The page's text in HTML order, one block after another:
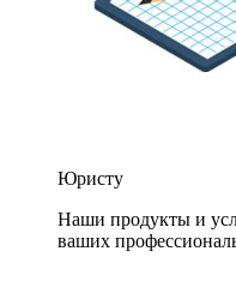
Юристу
Наши продукты и
ваших